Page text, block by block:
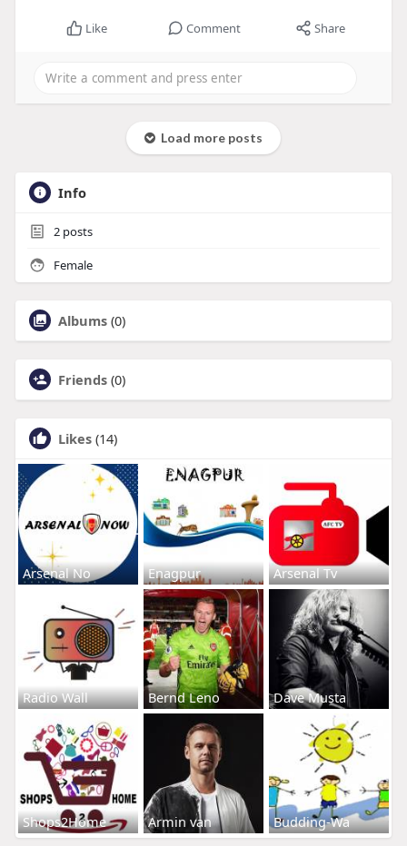
Like Comment Share
Load more posts
Info
2posts
Female
Albums (0)
Friends (0)
Likes (14)
Arsenal No Enagpur Arsenal Tv
Radio Wall Bernd Leno Dave Musta
Shops2Home Armin van Budding-Wa